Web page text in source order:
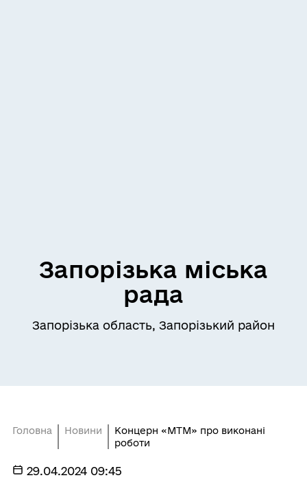
Запорізька міська
рада
Запорізька область, Запорізький район
Головна Новини
Концерн «МТМ» про виконані
роботи
29.04.2024 09:45